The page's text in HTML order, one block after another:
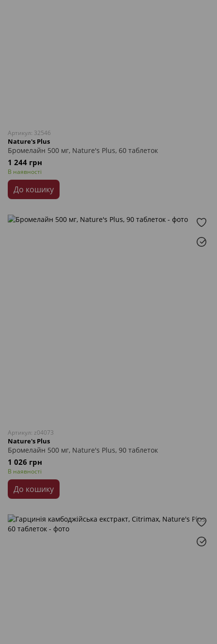
Артикул: 32546
Nature's Plus
Бромелайн 500 мг, Nature's Plus, 60 таблеток
1 244 грн
В наявності
До кошику
Артикул: z04073
Nature's Plus
Бромелайн 500 мг, Nature's Plus, 90 таблеток
1 026 грн
В наявності
До кошику